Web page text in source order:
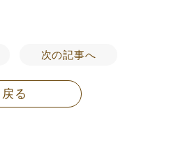
次の記事へ
戻る